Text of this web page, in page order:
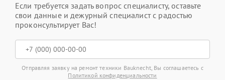
Если требуется задать вопрос специалисту, оставьте
свои данные и дежурный специалист с радостью
проконсультирует Вас!
Отправляя заявку на ремонт техники Bauknecht, Вы соглашаетесь с
Политикой конфиденциальности